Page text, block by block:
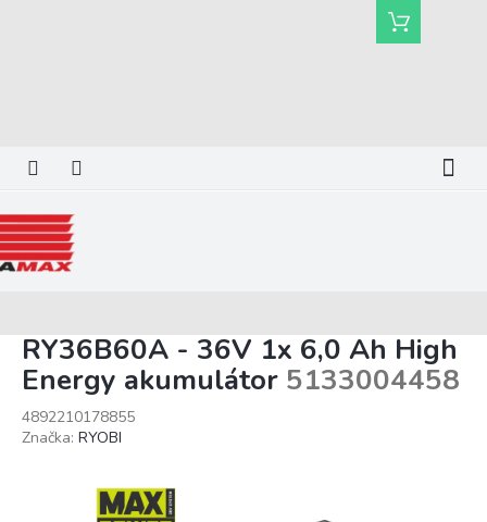
Nákupný
košík
RY36B60A - 36V 1x 6,0 Ah High
Energy akumulátor 5133004458
4892210178855
Značka: RYOBI